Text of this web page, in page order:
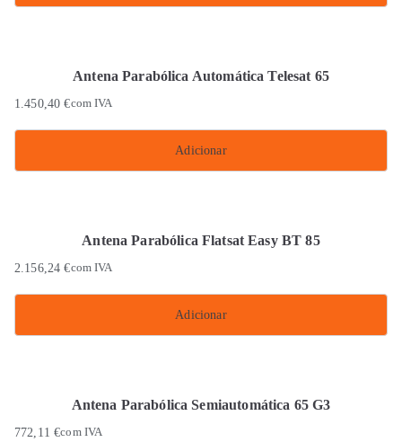
Antena Parabólica Automática Telesat 65
1.450,40€com IVA
Adicionar
Antena Parabólica Flatsat Easy BT 85
2.156,24€com IVA
Adicionar
Antena Parabólica Semiautomática 65 G3
772,11€com IVA